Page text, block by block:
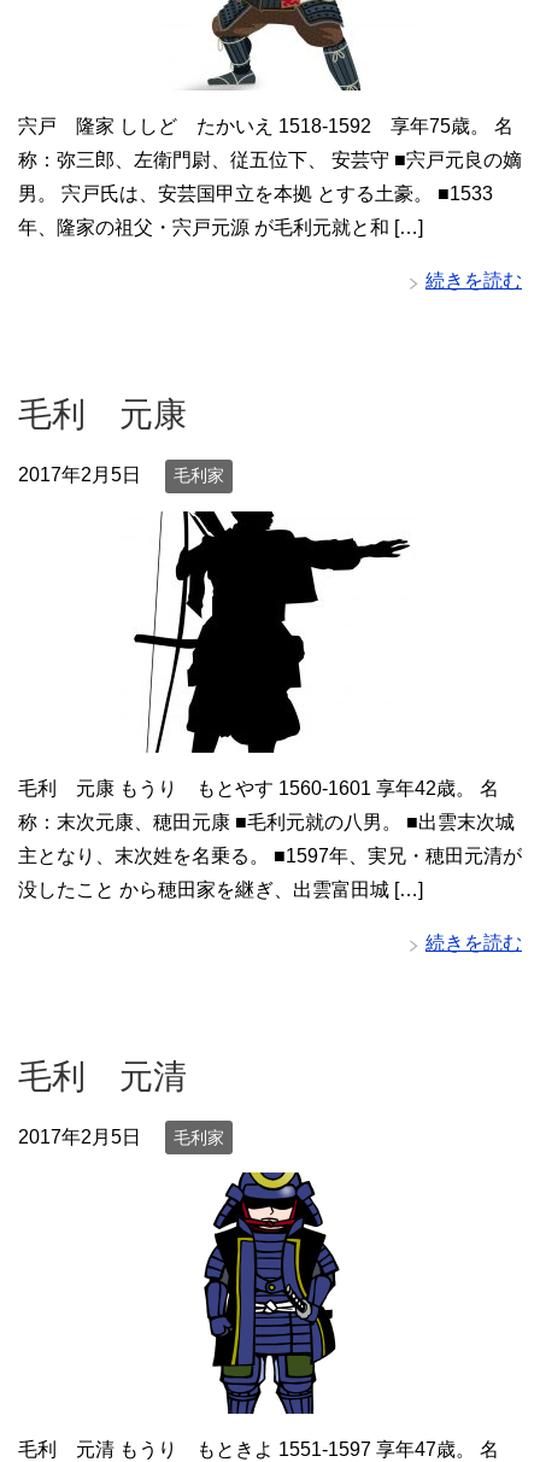
宍戸 隆家 ししど たかいえ 1518-1592 享年75歳。 名
称：弥三郎、左衛門尉、従五位下、 安芸守 ■宍戸元良の嫡
男。 宍戸氏は、安芸国甲立を本拠 とする土豪。 ■1533
年、隆家の祖父・宍戸元源 が毛利元就と和 […]
続きを読む
毛利 元康
2017年2月5日 毛利家
毛利 元康 もうり もとやす 1560-1601 享年42歳。 名
称：末次元康、穂田元康 ■毛利元就の八男。 ■出雲末次城
主となり、末次姓を名乗る。 ■1597年、実兄・穂田元清が
没したこと から穂田家を継ぎ、出雲富田城 […]
続きを読む
毛利 元清
2017年2月5日 毛利家
毛利 元清 もうり もときよ 1551-1597 享年47歳。 名